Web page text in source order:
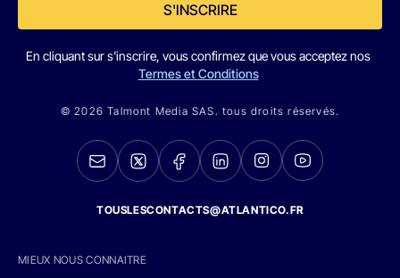
S'INSCRIRE
En cliquant sur s'inscrire, vous confirmez que vous acceptez nos
Termes et Conditions
© 2026 Talmont Media SAS. tous droits réservés.
TOUSLESCONTACTS@ATLANTICO.FR
MIEUX NOUS CONNAITRE